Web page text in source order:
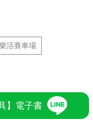
活賽車場
】電子書